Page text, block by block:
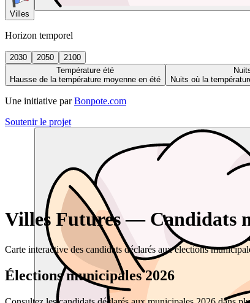
Villes
Horizon temporel
2030 2050
2100
Température été
Hausse de la température moyenne en été
Nuits où la
Une initiative par Bonpote.com
Soutenir le projet
Villes Futures — Candidats
Carte interactive des candidats déclarés aux élections
Élections municipales 2026